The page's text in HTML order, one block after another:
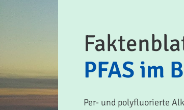
PFAS im
Per- und polyfluorierte